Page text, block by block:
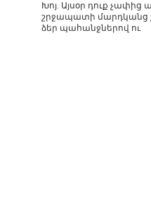
Խոյ. Այսօր դուք
շրջապատի մարդկանց
ձեր պահանջներով ու